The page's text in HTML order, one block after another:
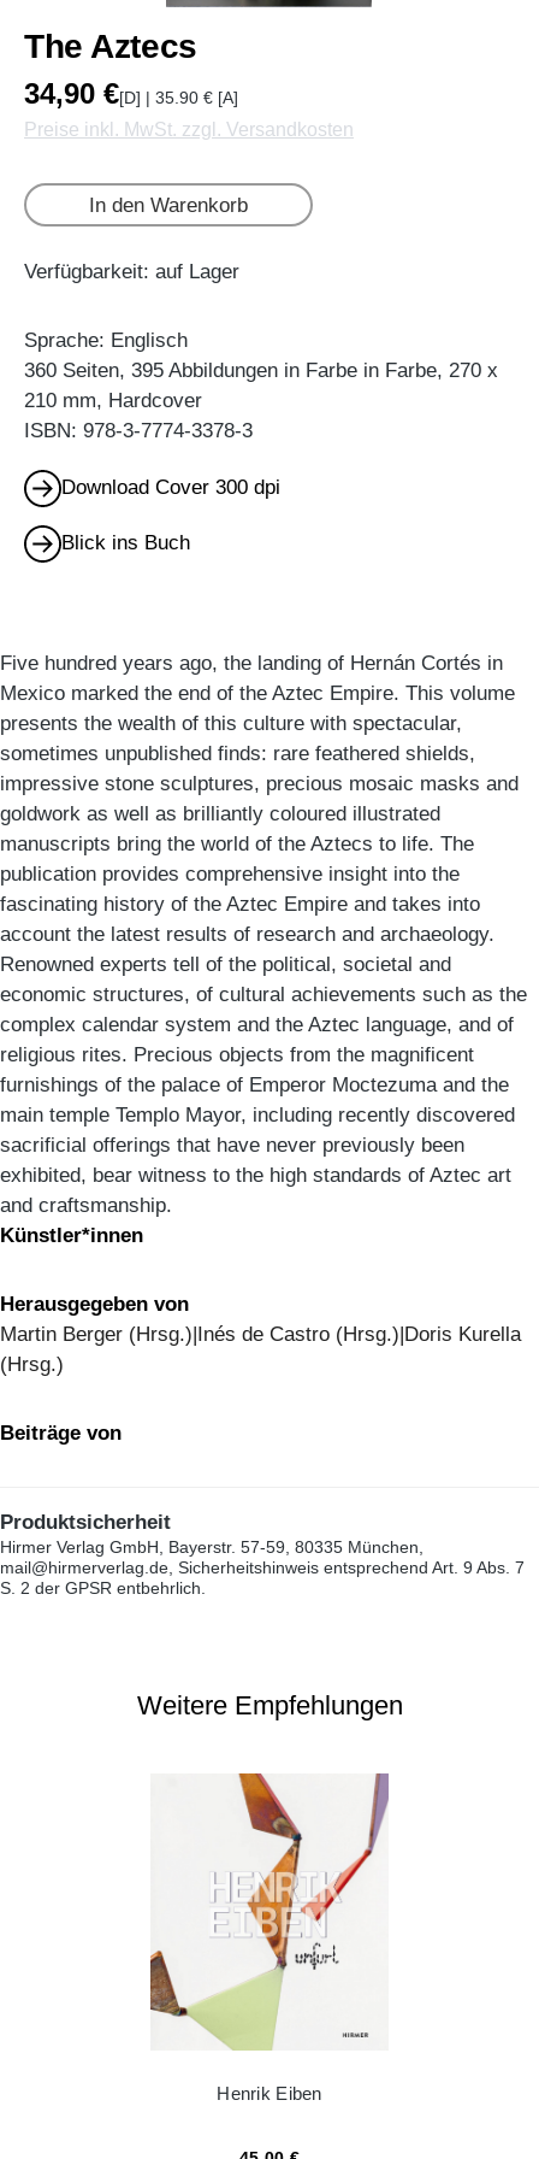
The Aztecs
34,90 €[D] | 35.90 € [A]
Preise inkl. MwSt. zzgl. Versandkosten
In den Warenkorb
Verfügbarkeit: auf Lager
Sprache: Englisch
360 Seiten, 395 Abbildungen in Farbe in Farbe, 270 x
210 mm, Hardcover
ISBN: 978-3-7774-3378-3
Download Cover 300 dpi
Blick ins Buch
Five hundred years ago, the landing of Hernán Cortés in
Mexico marked the end of the Aztec Empire. This volume
presents the wealth of this culture with spectacular,
sometimes unpublished finds: rare feathered shields,
impressive stone sculptures, precious mosaic masks and
goldwork as well as brilliantly coloured illustrated
manuscripts bring the world of the Aztecs to life. The
publication provides comprehensive insight into the
fascinating history of the Aztec Empire and takes into
account the latest results of research and archaeology.
Renowned experts tell of the political, societal and
economic structures, of cultural achievements such as the
complex calendar system and the Aztec language, and of
religious rites. Precious objects from the magnificent
furnishings of the palace of Emperor Moctezuma and the
main temple Templo Mayor, including recently discovered
sacrificial offerings that have never previously been
exhibited, bear witness to the high standards of Aztec art
and craftsmanship.
Künstler*innen
Herausgegeben von
Martin Berger (Hrsg.)|Inés de Castro (Hrsg.)|Doris Kurella
(Hrsg.)
Beiträge von
Produktsicherheit
Hirmer Verlag GmbH, Bayerstr. 57-59, 80335 München,
mail@hirmerverlag.de, Sicherheitshinweis entsprechend Art. 9 Abs. 7
S. 2 der GPSR entbehrlich.
Weitere Empfehlungen
Henrik Eiben